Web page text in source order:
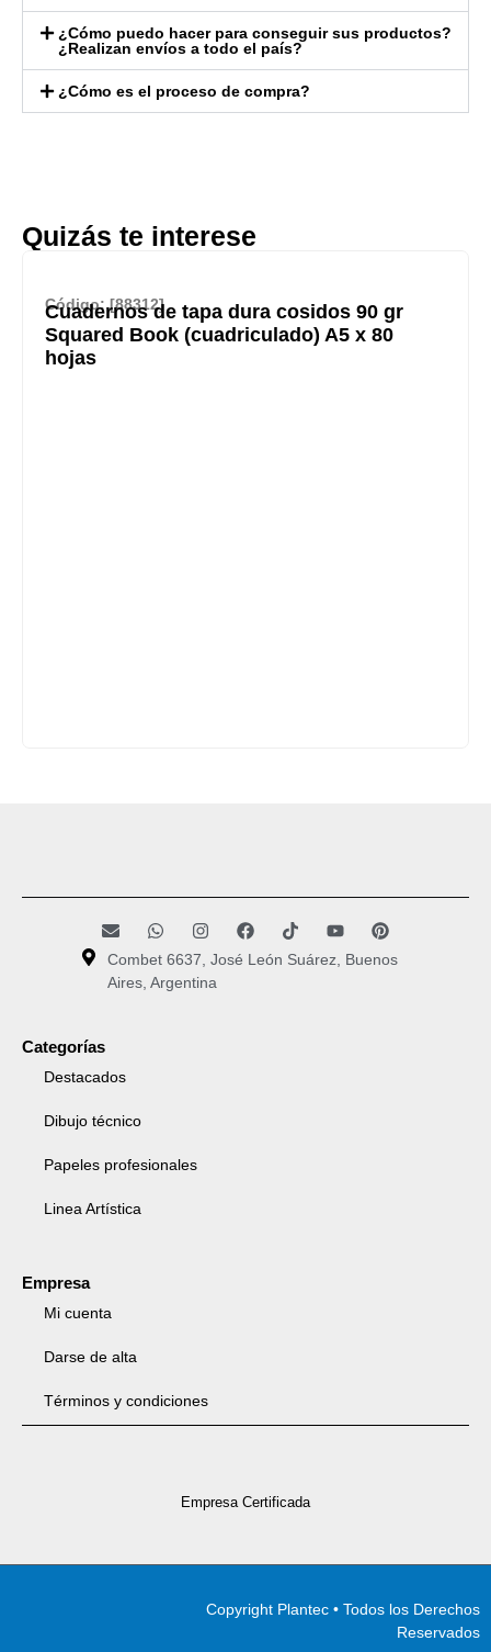
¿Cómo puedo hacer para conseguir sus productos?
¿Realizan envíos a todo el país?
¿Cómo es el proceso de compra?
Quizás te interese
Código: [88312]
Cuadernos de tapa dura cosidos 90 gr
Squared Book (cuadriculado) A5 x 80
hojas
Combet 6637, José León Suárez, Buenos
Aires, Argentina
Categorías
Destacados
Dibujo técnico
Papeles profesionales
Linea Artística
Empresa
Mi cuenta
Darse de alta
Términos y condiciones
Empresa Certificada
Copyright Plantec • Todos los Derechos
Reservados